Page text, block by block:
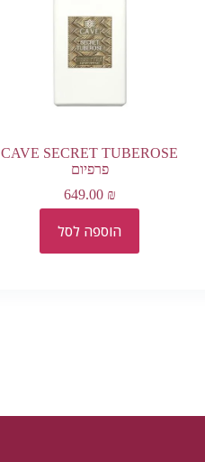
CAVE SECRET TUBEROSE
פרפיום
649.00 ₪
הוספה לסל